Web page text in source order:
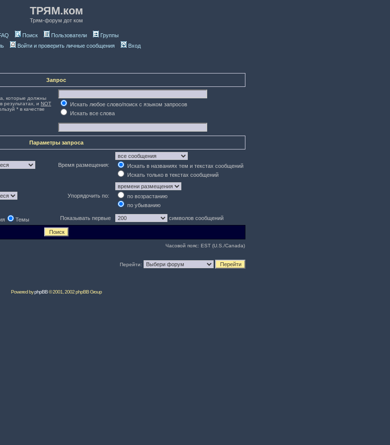
ТРЯМ.ком
Трям-форум дот ком
Поиск Пользователи
Группы
Войти и проверить личные сообщения Вход
Запрос
которые должны
результатах, и NOT
* в качестве
Искать любое слово/поиск с языком запросов
Искать все слова
Параметры запроса
Время размещения:
Искать в названиях тем и текстах сообщений
Искать только в текстах сообщений
Упорядочить по:
по возрастанию
по убыванию
Темы Показывать первые символов сообщений
Часовой пояс: EST (U.S./Canada)
Перейти:
Powered byphpBB© 2001, 2002 phpBB Group